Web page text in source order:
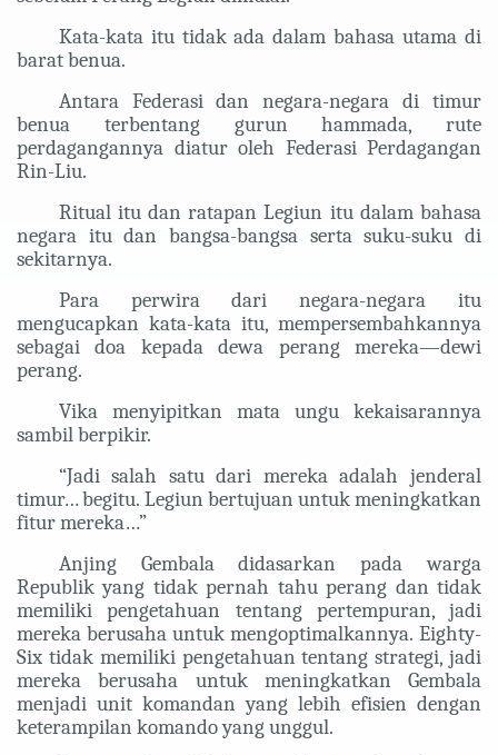
Kata-kata itu tidak ada dalam bahasa utama di
barat benua.
Antara Federasi dan negara-negara di timur
benua terbentang gurun hammada, rute
perdagangannya diatur oleh Federasi Perdagangan
Rin-Liu.
Ritual itu dan ratapan Legiun itu dalam bahasa
negara itu dan bangsa-bangsa serta suku-suku di
sekitarnya.
Para perwira dari negara-negara itu
mengucapkan kata-kata itu, mempersembahkannya
sebagai doa kepada dewa perang mereka—dewi
perang.
Vika menyipitkan mata ungu kekaisarannya
sambil berpikir.
“Jadi salah satu dari mereka adalah jenderal
timur… begitu. Legiun bertujuan untuk meningkatkan
fitur mereka…”
Anjing Gembala didasarkan pada warga
Republik yang tidak pernah tahu perang dan tidak
memiliki pengetahuan tentang pertempuran, jadi
mereka berusaha untuk mengoptimalkannya. Eighty-
Six tidak memiliki pengetahuan tentang strategi, jadi
mereka berusaha untuk meningkatkan Gembala
menjadi unit komandan yang lebih efisien dengan
keterampilan komando yang unggul.